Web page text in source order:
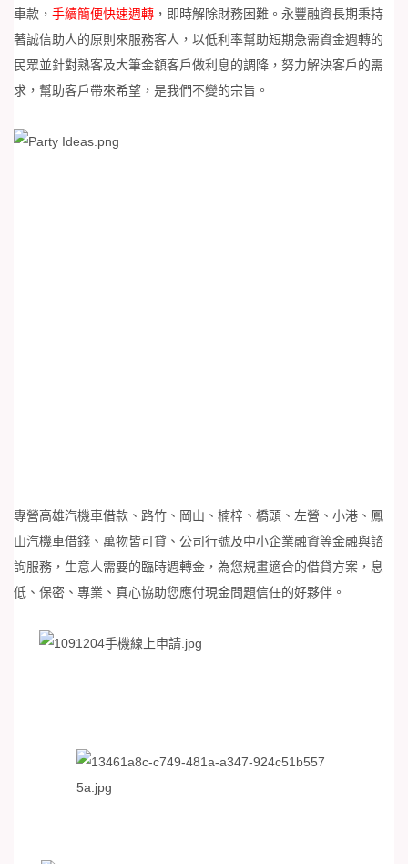
車款， 手續簡便快速週轉 ，即時解除財務困難。永豐融資長期秉持
著誠信助人的原則來服務客人，以低利率幫助短期急需資金週轉的
民眾並針對熟客及大筆金額客戶做利息的調降，努力解決客戶的需
求，幫助客戶帶來希望，是我們不變的宗旨。
專營高雄汽機車借款、路竹、岡山、楠梓、橋頭、左營、小港、鳳
山汽機車借錢、萬物皆可貸、公司行號及中小企業融資等金融與諮
詢服務，生意人需要的臨時週轉金，為您規畫適合的借貸方案，息
低、保密、專業、真心協助您應付現金問題信任的好夥伴。